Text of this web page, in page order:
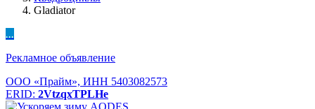
Gladiator
...
Рекламное объявление
ООО «Прайм», ИНН 5403082573
ERID: 2VtzqxTPLHe